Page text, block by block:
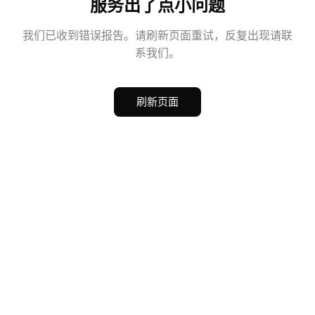
服务出了点小问题
我们已收到错误报告。请刷新页面重试，反复出现请联
系我们。
刷新页面